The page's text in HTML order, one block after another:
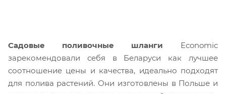
Садовые поливочные шланги Economic
зарекомендовали себя в Беларуси как лучшее
соотношение цены и качества, идеально подходят
для полива растений. Они изготовлены в Польше и